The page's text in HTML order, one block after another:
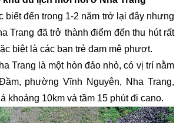
biết đến trong 1-2 năm trở lại đây nhưng
Trang đã trở thành điểm đến thu hút rất
biệt là các bạn trẻ đam mê phượt.
Trang là một hòn đảo nhỏ, có vị trí nằm
phường Vĩnh Nguyên, Nha Trang,
khoảng 10km và tầm 15 phút đi cano.